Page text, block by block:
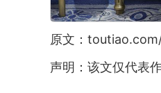
原文：
声明：该文仅代表